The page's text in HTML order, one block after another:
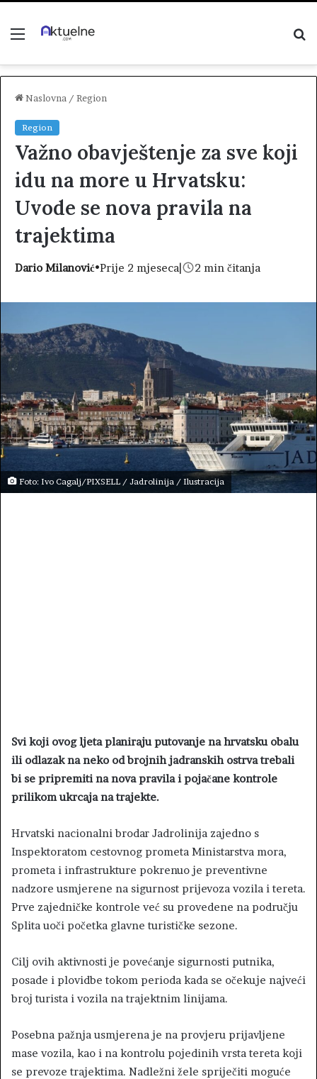
Menu
Naslovna / Region
Region
Važno obavještenje za sve koji
idu na more u Hrvatsku:
Uvode se nova pravila na
trajektima
Dario Milanović•Prije 2 mjeseca| 2 min čitanja
Foto: Ivo Cagalj/PIXSELL / Jadrolinija / Ilustracija
Svi koji ovog ljeta planiraju putovanje na hrvatsku obalu
ili odlazak na neko od brojnih jadranskih ostrva trebali
bi se pripremiti na nova pravila i pojačane kontrole
prilikom ukrcaja na trajekte.
Hrvatski nacionalni brodar Jadrolinija zajedno s
Inspektoratom cestovnog prometa Ministarstva mora,
prometa i infrastrukture pokrenuo je preventivne
nadzore usmjerene na sigurnost prijevoza vozila i tereta.
Prve zajedničke kontrole već su provedene na području
Splita uoči početka glavne turističke sezone.
Cilj ovih aktivnosti je povećanje sigurnosti putnika,
posade i plovidbe tokom perioda kada se očekuje najveći
broj turista i vozila na trajektnim linijama.
Posebna pažnja usmjerena je na provjeru prijavljene
mase vozila, kao i na kontrolu pojedinih vrsta tereta koji
se prevoze trajektima. Nadležni žele spriječiti moguće